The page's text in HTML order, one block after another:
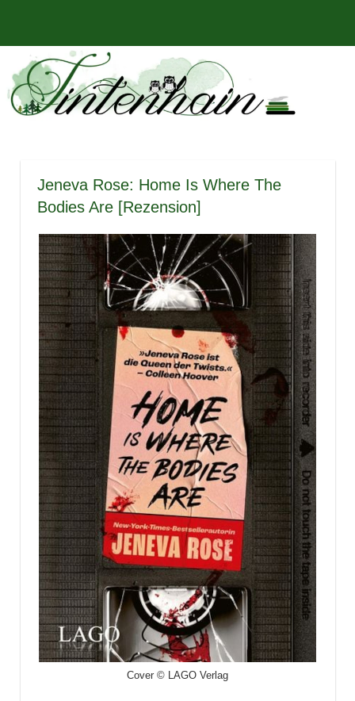
springen
Tintenhain
–
Der
Rezensionen
und
mehr
Jeneva Rose: Home Is Where The
Bodies Are [Rezension]
Cover © LAGO Verlag